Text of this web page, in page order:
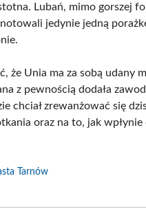
Lubań, mimo gorszej
jedynie jedną
że Unia ma za sobą udany
z pewnością dodała
chciał zrewanżować się
oraz na to, jak
Tarnów